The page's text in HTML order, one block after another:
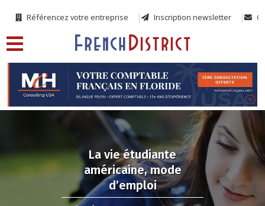
Référencez votre entreprise Inscription newsletter
La vie étudiante
américaine, mode
d’emploi